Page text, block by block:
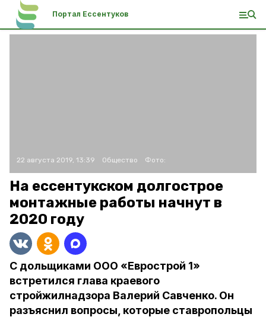
Портал Ессентуков
22 августа 2019, 13:39 Общество Фото:
На ессентукском долгострое
монтажные работы начнут в
2020 году
С дольщиками ООО «Еврострой 1»
встретился глава краевого
стройжилнадзора Валерий Савченко. Он
разъяснил вопросы, которые ставропольцы